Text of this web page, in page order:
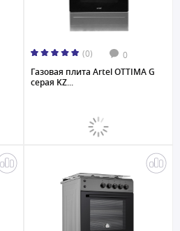
(0) 0
Газовая плита Artel OTTIMA G
серая KZ...